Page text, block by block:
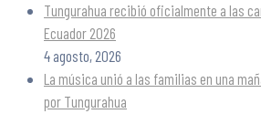
Tungurahua recibió oficialmente a las
Ecuador 2026
4 agosto, 2026
La música unió a las familias en una
por Tungurahua